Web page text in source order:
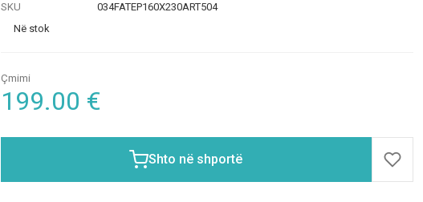
SKU
034FATEP160X230ART504
Në stok
Çmimi
199.00 €
Shto në shportë